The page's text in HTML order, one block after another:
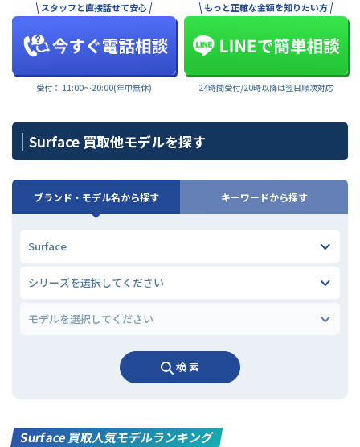
スタッフと直接話せて安心
受付： 11:00〜20:00(年中無休)
もっと正確な金額を知りたい方
24時間受付/20時以降は翌日順次対応
Surface 買取他モデルを探す
ブランド・モデル名から探す キーワードから探す
検 索
Surface 買取人気モデルランキング